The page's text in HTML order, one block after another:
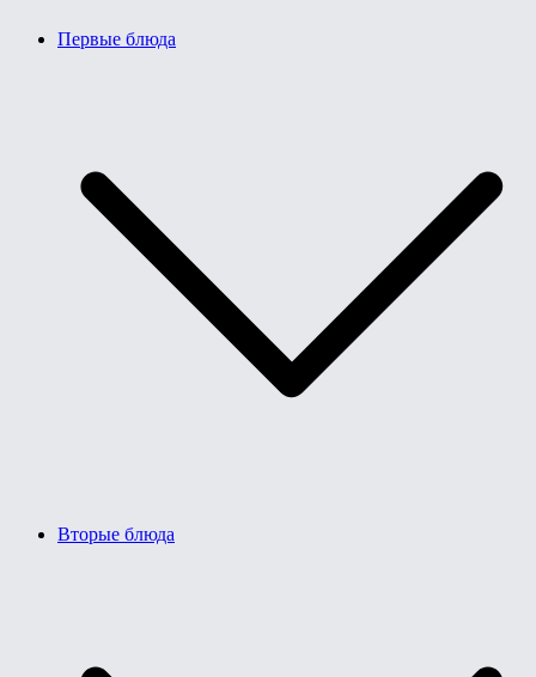
Первые блюда
Вторые блюда